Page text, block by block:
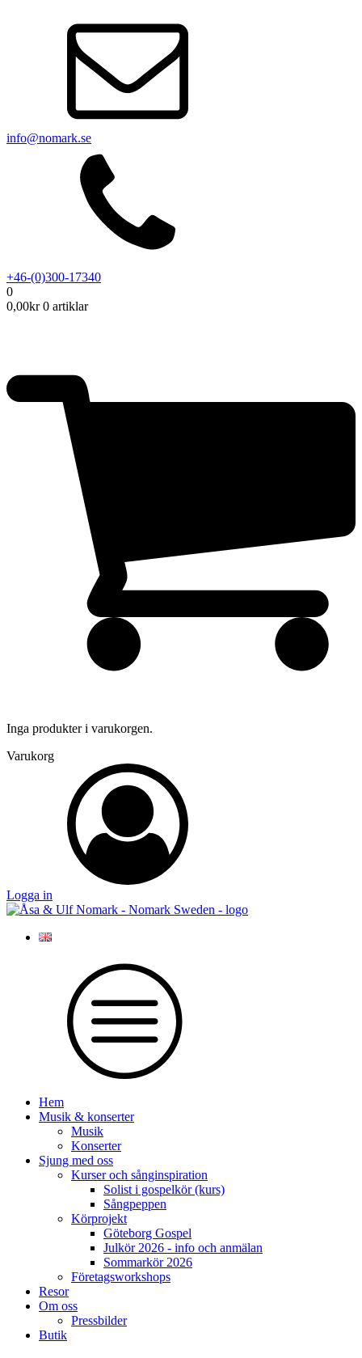
info@nomark.se
+46-(0)300-17340
0
0,00kr 0 artiklar
Inga produkter i varukorgen.
Varukorg
Logga in
Hem
Musik & konserter
Musik
Konserter
Sjung med oss
Kurser och sånginspiration
Solist i gospelkör (kurs)
Sångpeppen
Körprojekt
Göteborg Gospel
Julkör 2026 - info och anmälan
Sommarkör 2026
Företagsworkshops
Resor
Om oss
Pressbilder
Butik